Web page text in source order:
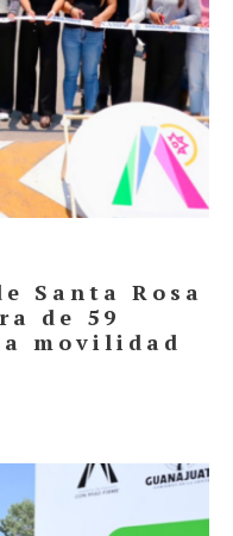
Santa Rosa
de 59
movilidad